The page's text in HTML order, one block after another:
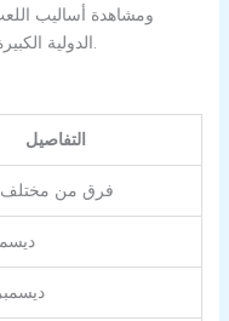
ومشاهدة أساليب
الدولية الكبيرة التي تجمع بين البطولات القارية المختلفة.
التفاصيل
8 فرق من مختلف
1 ديسمبر
12 ديسمبر 2025